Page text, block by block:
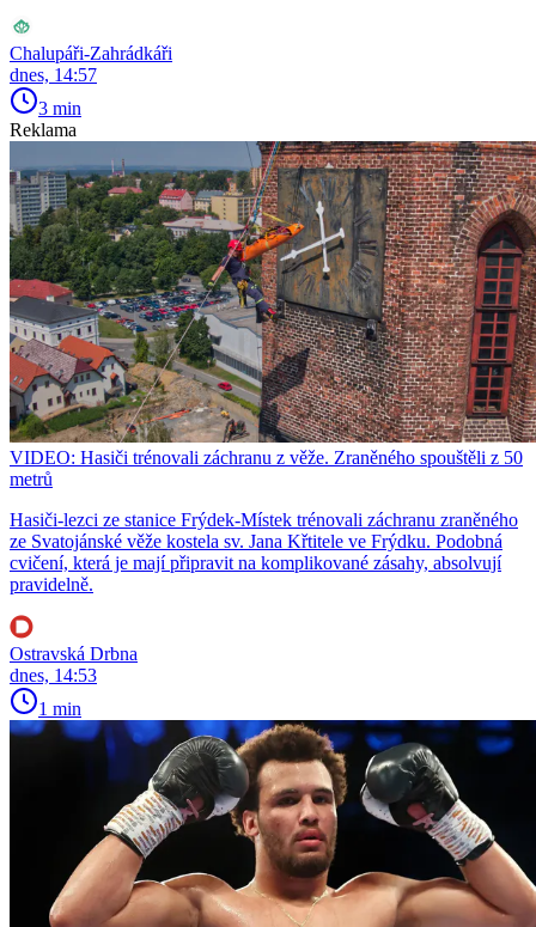
Chalupáři-Zahrádkáři
dnes, 14:57
3 min
Reklama
VIDEO: Hasiči trénovali záchranu z věže. Zraněného spouštěli z 50
metrů
Hasiči-lezci ze stanice Frýdek-Místek trénovali záchranu zraněného
ze Svatojánské věže kostela sv. Jana Křtitele ve Frýdku. Podobná
cvičení, která je mají připravit na komplikované zásahy, absolvují
pravidelně.
Ostravská Drbna
dnes, 14:53
1 min